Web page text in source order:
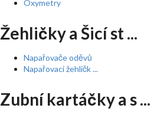
Oxymetry
Žehličky a Šicí st ...
Napařovače oděvů
Napařovací žehličk ...
Zubní kartáčky a s ...